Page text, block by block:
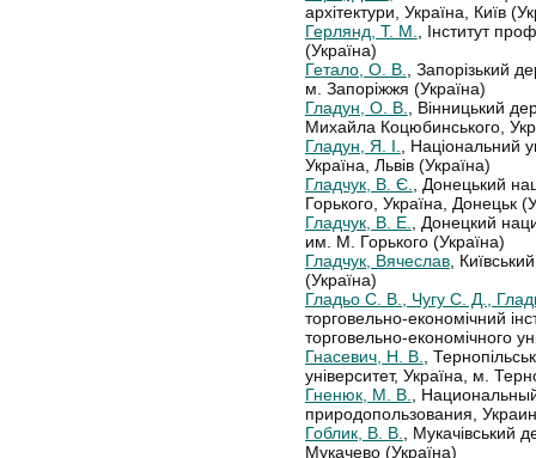
архітектури, Україна, Київ
Герлянд, Т. М.
, Інститут
(Україна)
Гетало, О. В.
, Запорізький
м. Запоріжжя (Україна)
Гладун, О. В.
, Вінницький
Михайла Коцюбинського,
Гладун, Я. І.
, Національний
Україна, Львів (Україна)
Гладчук, В. Є.
, Донецький
Горького, Україна, Донецьк
Гладчук, В. Е.
, Донецкий
им. М. Горького (Україна)
Гладчук, Вячеслав,
(Україна)
Гладьо С. В., Чугу С. Д.,
торговельно-економічний
торговельно-економічного
Гнасевич, Н. В.
,
університет, Україна, м.
Гненюк, М. В.
,
природопользования,
Гоблик, В. В.
, Мукачівський
Мукачево (Україна)